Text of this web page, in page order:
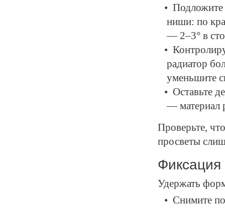
Подложите
ниши: по
— 2–3° в
радиатор
уменьшите
Оставьте
— материал
Проверьте,
просветы
Фиксация
Удержать
Снимите